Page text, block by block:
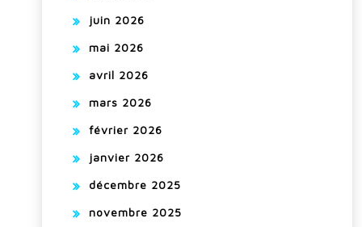
juin 2026
mai 2026
avril 2026
mars 2026
février 2026
janvier 2026
décembre 2025
novembre 2025